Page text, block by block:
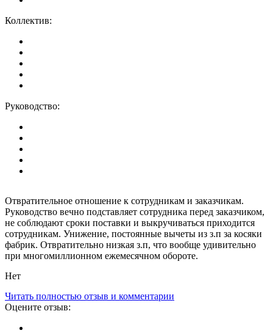
Коллектив:
Руководство:
Отвратительное отношение к сотрудникам и заказчикам.
Руководство вечно подставляет сотрудника перед заказчиком,
не соблюдают сроки поставки и выкручиваться приходится
сотрудникам. Унижение, постоянные вычеты из з.п за косяки
фабрик. Отвратительно низкая з.п, что вообще удивительно
при многомиллионном ежемесячном обороте.
Нет
Читать полностью отзыв и комментарии
Оцените отзыв: